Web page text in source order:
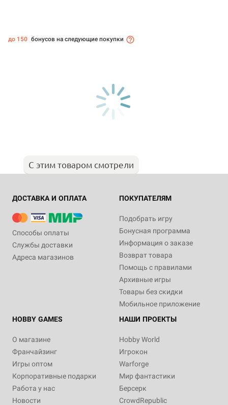
до 150 бонусов на следующие покупки
С этим товаром смотрели
ДОСТАВКА И ОПЛАТА
Способы оплаты
Службы доставки
Адреса магазинов
ПОКУПАТЕЛЯМ
Подобрать игру
Бонусная программа
Информация о заказе
Возврат товара
Помощь с правилами
Архивные игры
Товары без скидки
Мобильное приложение
HOBBY GAMES
О магазине
Франчайзинг
Игры оптом
Корпоративные подарки
Работа у нас
Новости
НАШИ ПРОЕКТЫ
Hobby World
Игрокон
Warforge
Мир фантастики
Берсерк
CrowdRepublic